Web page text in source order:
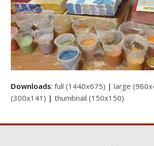
Downloads:full (1440x675) |large
(300x141) |thumbnail (150x150)